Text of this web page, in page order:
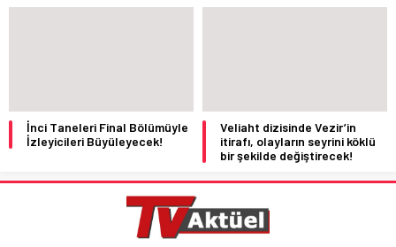
İnci Taneleri Final Bölümüyle
İzleyicileri Büyüleyecek!
Veliaht dizisinde Vezir’in
itirafı, olayların seyrini köklü
bir şekilde değiştirecek!